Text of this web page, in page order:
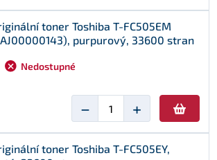
toner Toshiba T-FC505EM
purpurový, 33600 stran
Nedostupné
− +
toner Toshiba T-FC505EY,